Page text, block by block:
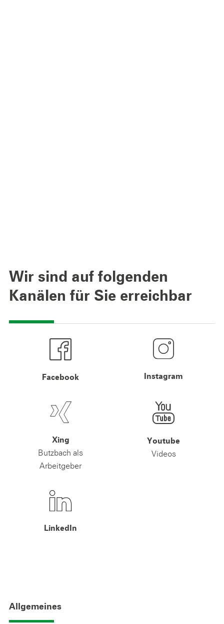
Wir sind auf folgenden
Kanälen für Sie erreichbar
Facebook Instagram
Xing
Butzbach als
Arbeitgeber
Youtube
Videos
LinkedIn
Allgemeines